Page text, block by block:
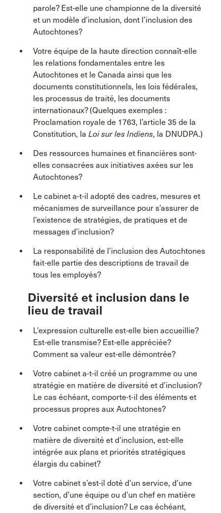
parole? Est-elle une championne de la diversité
et un modèle d’inclusion, dont l’inclusion des
Autochtones?
Votre équipe de la haute direction connaît-elle
les relations fondamentales entre les
Autochtones et le Canada ainsi que les
documents constitutionnels, les lois fédérales,
les processus de traité, les documents
internationaux? (Quelques exemples :
Proclamation royale de 1763, l’article 35 de la
Constitution, la Loi sur les Indiens, la DNUDPA.)
Des ressources humaines et financières sont-
elles consacrées aux initiatives axées sur les
Autochtones?
Le cabinet a-t-il adopté des cadres, mesures et
mécanismes de surveillance pour s’assurer de
l’existence de stratégies, de pratiques et de
messages d’inclusion?
La responsabilité de l’inclusion des Autochtones
fait-elle partie des descriptions de travail de
tous les employés?
Diversité et inclusion dans le
lieu de travail
L’expression culturelle est-elle bien accueillie?
Est-elle transmise? Est-elle appréciée?
Comment sa valeur est-elle démontrée?
Votre cabinet a-t-il créé un programme ou une
stratégie en matière de diversité et d’inclusion?
Le cas échéant, comporte-t-il des éléments et
processus propres aux Autochtones?
Votre cabinet compte-t-il une stratégie en
matière de diversité et d’inclusion, est-elle
intégrée aux plans et priorités stratégiques
élargis du cabinet?
Votre cabinet s’est-il doté d’un service, d’une
section, d’une équipe ou d’un chef en matière
de diversité et d’inclusion? Le cas échéant,